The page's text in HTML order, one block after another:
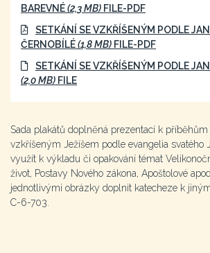
BAREVNÉ(2,3 MB) FILE-PDF
SETKÁNÍ SE VZKŘÍŠENÝM PODLE
ČERNOBÍLÉ(1,8 MB) FILE-PDF
SETKÁNÍ SE VZKŘÍŠENÝM PODLE
(2,0 MB) FILE
Sada plakátů doplněná prezentací k příběhům
vzkříšeným Ježíšem podle evangelia svatého
využít k výkladu či opakování témat
život, Postavy Nového zákona, Apoštolové
jednotlivými obrázky doplnit katecheze k
C-6-703.